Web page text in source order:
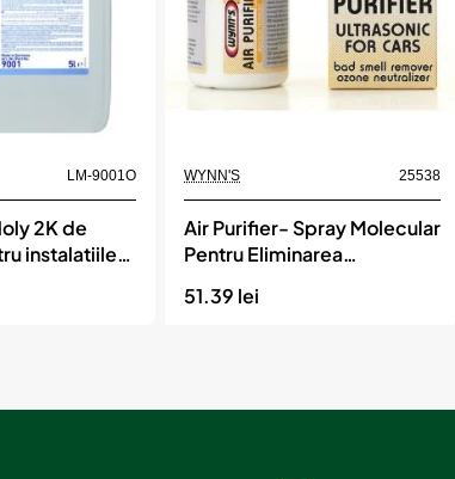
LM-9001O
2K de
instalatiile
Momentan indisponibil
WYNN'S 25538
Air Purifier- Spray Molecular
Pentru Eliminarea
51.39 lei